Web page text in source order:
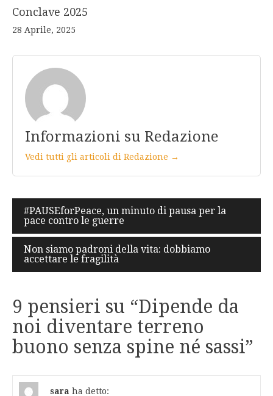
Conclave 2025
28 Aprile, 2025
Informazioni su Redazione
Vedi tutti gli articoli di Redazione →
Navigazione
articoli
#PAUSEforPeace, un minuto di pausa per la
pace contro le guerre
Non siamo padroni della vita: dobbiamo
accettare le fragilità
9 pensieri su “Dipende da
noi diventare terreno
buono senza spine né sassi”
sara ha detto: